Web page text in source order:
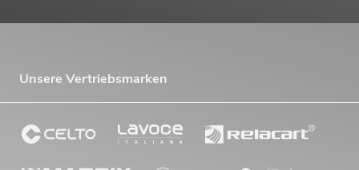
Unsere Vertriebsmarken